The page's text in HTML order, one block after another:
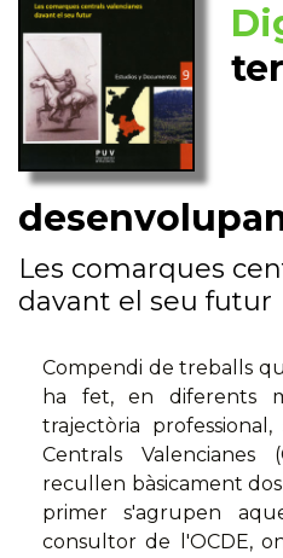
Les comarques
davant el seu futur
Compendi de treballs
ha fet, en diferents
trajectòria
Centrals Valencianes
recullen bàsicament
primer s'agrupen
consultor de l'OCDE,